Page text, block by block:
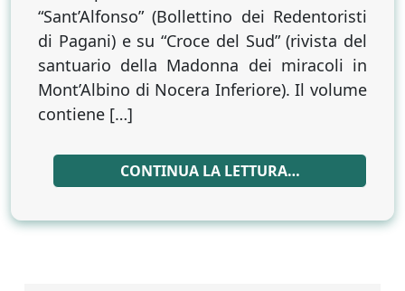
“Sant’Alfonso” (Bollettino dei Redentoristi
di Pagani) e su “Croce del Sud” (rivista del
santuario della Madonna dei miracoli in
Mont’Albino di Nocera Inferiore). Il volume
contiene […]
CONTINUA LA LETTURA…